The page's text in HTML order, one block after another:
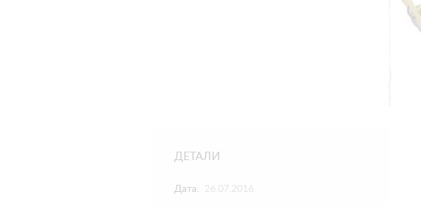
ДЕТАЛИ
Дата: 26.07.2016